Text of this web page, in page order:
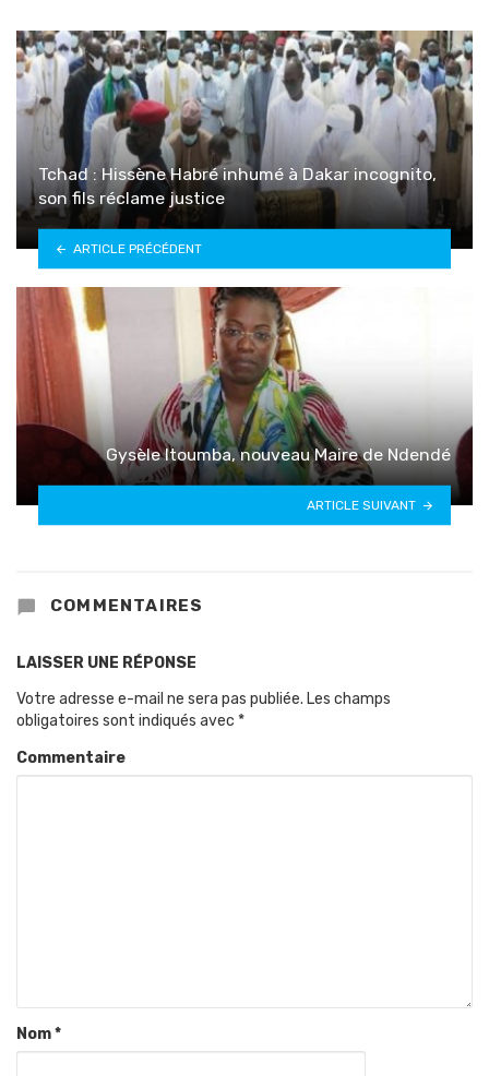
Tchad : Hissène Habré inhumé à Dakar incognito,
son fils réclame justice
ARTICLE PRÉCÉDENT
Gysèle Itoumba, nouveau Maire de Ndendé
ARTICLE SUIVANT
COMMENTAIRES
LAISSER UNE RÉPONSE
Votre adresse e-mail ne sera pas publiée. Les champs
obligatoires sont indiqués avec *
Commentaire
Nom*